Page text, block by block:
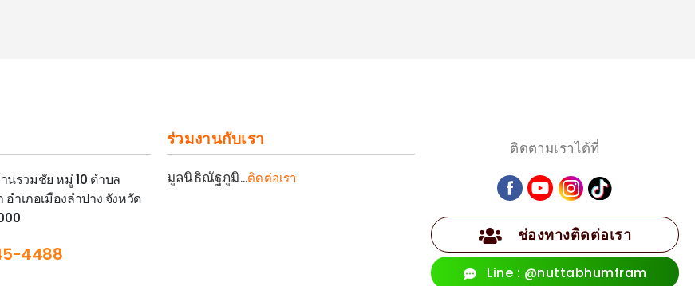
นรวมชัย หมู่ 10 ตำบล
ำเภอเมืองลำปาง จังหวัด
4488
ร่วมงานกับเรา
มูลนิธิณัฐภูมิ...ติดต่อเรา
ติดตามเราได้ที่
ช่องทางติดต่อเรา
Line : @nuttabhumfram